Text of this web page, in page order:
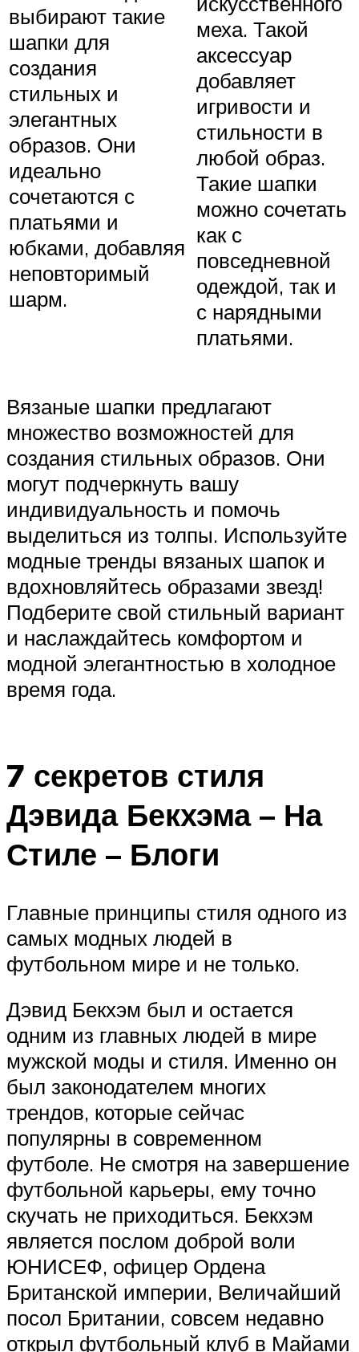
выбирают такие
шапки для
создания
стильных и
элегантных
образов. Они
идеально
сочетаются с
платьями и
юбками, добавляя
неповторимый
шарм.
меха. Такой
аксессуар
добавляет
игривости и
стильности в
любой образ.
Такие шапки
можно сочетать
как с
повседневной
одеждой, так и
с нарядными
платьями.
Вязаные шапки предлагают
множество возможностей для
создания стильных образов. Они
могут подчеркнуть вашу
индивидуальность и помочь
выделиться из толпы. Используйте
модные тренды вязаных шапок и
вдохновляйтесь образами звезд!
Подберите свой стильный вариант
и наслаждайтесь комфортом и
модной элегантностью в холодное
время года.
7 секретов стиля
Дэвида Бекхэма – На
Стиле – Блоги
Главные принципы стиля одного из
самых модных людей в
футбольном мире и не только.
Дэвид Бекхэм был и остается
одним из главных людей в мире
мужской моды и стиля. Именно он
был законодателем многих
трендов, которые сейчас
популярны в современном
футболе. Не смотря на завершение
футбольной карьеры, ему точно
скучать не приходиться. Бекхэм
является послом доброй воли
ЮНИСЕФ, офицер Ордена
Британской империи, Величайший
посол Британии, совсем недавно
открыл футбольный клуб в Майами